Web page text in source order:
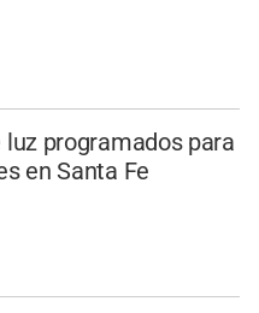
luz programados para
en Santa Fe